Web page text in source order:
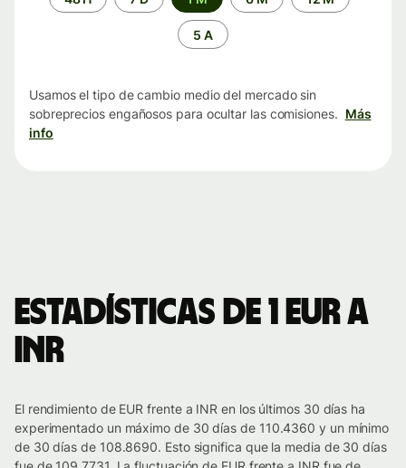
5 A
Usamos el tipo de cambio medio del mercado sin
sobreprecios engañosos para ocultar las comisiones. Más
info
Estadísticas de 1 EUR a
INR
El rendimiento de EUR frente a INR en los últimos 30 días ha
experimentado un máximo de 30 días de 110.4360 y un mínimo
de 30 días de 108.8690. Esto significa que la media de 30 días